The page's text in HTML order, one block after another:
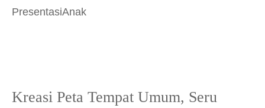
PresentasiAnak
Kreasi Peta Tempat Umum, Seru